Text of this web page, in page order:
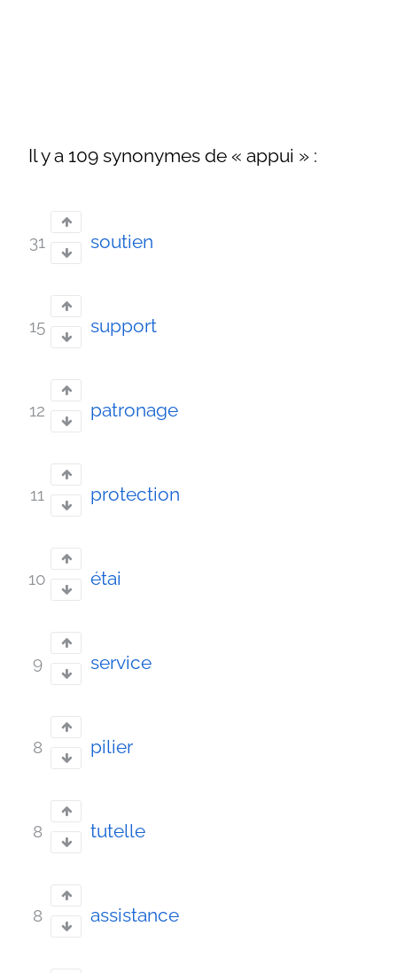
Il y a 109 synonymes de « appui » :
31 soutien
15 support
12 patronage
11 protection
10 étai
9 service
8 pilier
8 tutelle
8 assistance